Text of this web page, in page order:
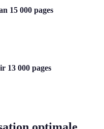
15 000 pages
13 000 pages